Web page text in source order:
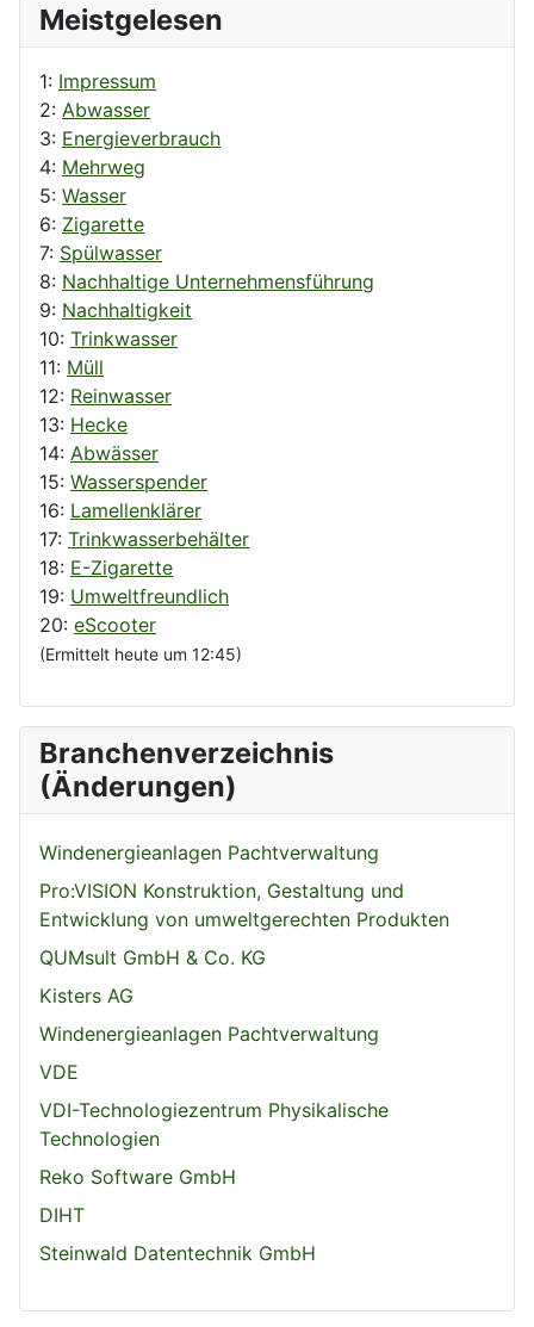
Meistgelesen
1: Impressum
2: Abwasser
3: Energieverbrauch
4: Mehrweg
5: Wasser
6: Zigarette
7: Spülwasser
8: Nachhaltige Unternehmensführung
9: Nachhaltigkeit
10: Trinkwasser
11: Müll
12: Reinwasser
13: Hecke
14: Abwässer
15: Wasserspender
16: Lamellenklärer
17: Trinkwasserbehälter
18: E-Zigarette
19: Umweltfreundlich
20: eScooter
(Ermittelt heute um 12:45)
Branchenverzeichnis
(Änderungen)
Windenergieanlagen Pachtverwaltung
Pro:VISION Konstruktion, Gestaltung und
Entwicklung von umweltgerechten Produkten
QUMsult GmbH & Co. KG
Kisters AG
Windenergieanlagen Pachtverwaltung
VDE
VDI-Technologiezentrum Physikalische
Technologien
Reko Software GmbH
DIHT
Steinwald Datentechnik GmbH